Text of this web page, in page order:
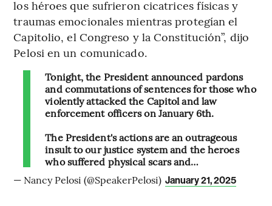
los héroes que sufrieron cicatrices físicas y
traumas emocionales mientras protegían el
Capitolio, el Congreso y la Constitución”, dijo
Pelosi en un comunicado.
Tonight, the President announced pardons
and commutations of sentences for those who
violently attacked the Capitol and law
enforcement officers on January 6th.
The President's actions are an outrageous
insult to our justice system and the heroes
who suffered physical scars and…
— Nancy Pelosi (@SpeakerPelosi) January 21, 2025